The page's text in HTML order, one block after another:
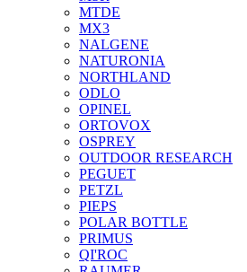
MTDE
MX3
NALGENE
NATURONIA
NORTHLAND
ODLO
OPINEL
ORTOVOX
OSPREY
OUTDOOR RESEARCH
PEGUET
PETZL
PIEPS
POLAR BOTTLE
PRIMUS
QI'ROC